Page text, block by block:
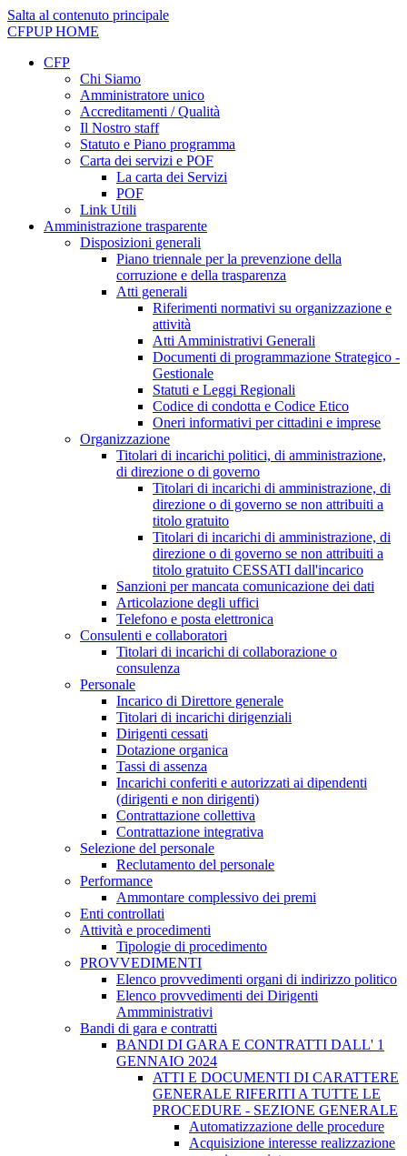
Salta al contenuto principale
CFPUPHOME
CFP
Chi Siamo
Amministratore unico
Accreditamenti / Qualità
Il Nostro staff
Statuto e Piano programma
Carta dei servizi e POF
La carta dei Servizi
POF
Link Utili
Amministrazione trasparente
Disposizioni generali
Piano triennale per la prevenzione della
corruzione e della trasparenza
Atti generali
Riferimenti normativi su organizzazione e
attività
Atti Amministrativi Generali
Documenti di programmazione Strategico -
Gestionale
Statuti e Leggi Regionali
Codice di condotta e Codice Etico
Oneri informativi per cittadini e imprese
Organizzazione
Titolari di incarichi politici, di amministrazione,
di direzione o di governo
Titolari di incarichi di amministrazione, di
direzione o di governo se non attribuiti a
titolo gratuito
Titolari di incarichi di amministrazione, di
direzione o di governo se non attribuiti a
titolo gratuito CESSATI dall'incarico
Sanzioni per mancata comunicazione dei dati
Articolazione degli uffici
Telefono e posta elettronica
Consulenti e collaboratori
Titolari di incarichi di collaborazione o
consulenza
Personale
Incarico di Direttore generale
Titolari di incarichi dirigenziali
Dirigenti cessati
Dotazione organica
Tassi di assenza
Incarichi conferiti e autorizzati ai dipendenti
(dirigenti e non dirigenti)
Contrattazione collettiva
Contrattazione integrativa
Selezione del personale
Reclutamento del personale
Performance
Ammontare complessivo dei premi
Enti controllati
Attività e procedimenti
Tipologie di procedimento
PROVVEDIMENTI
Elenco provvedimenti organi di indirizzo politico
Elenco provvedimenti dei Dirigenti
Ammministrativi
Bandi di gara e contratti
BANDI DI GARA E CONTRATTI DALL' 1
GENNAIO 2024
ATTI E DOCUMENTI DI CARATTERE
GENERALE RIFERITI A TUTTE LE
PROCEDURE - SEZIONE GENERALE
Automatizzazione delle procedure
Acquisizione interesse realizzazione